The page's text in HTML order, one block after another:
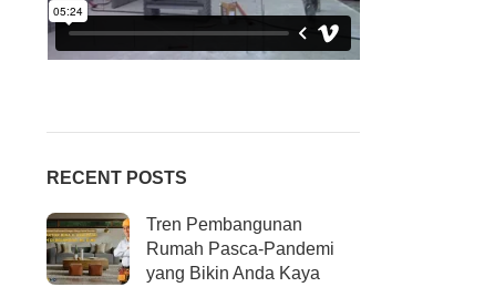
RECENT POSTS
Tren Pembangunan
Rumah Pasca-Pandemi
yang Bikin Anda Kaya